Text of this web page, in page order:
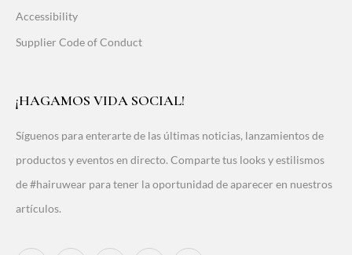
Accessibility
Supplier Code of Conduct
¡HAGAMOS VIDA SOCIAL!
Síguenos para enterarte de las últimas noticias, lanzamientos de
productos y eventos en directo. Comparte tus looks y estilismos
de #hairuwear para tener la oportunidad de aparecer en nuestros
artículos.